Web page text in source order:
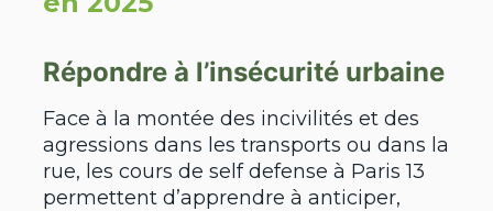
Répondre à l’insécurité urbaine
Face à la montée des incivilités et des
agressions dans les transports ou dans la
rue, les cours de self defense à Paris 13
permettent d’apprendre à anticiper,